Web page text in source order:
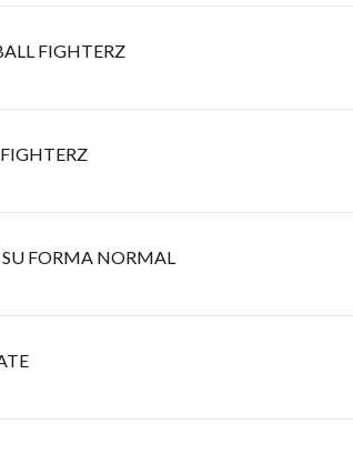
FIGHTERZ
SU FORMA NORMAL